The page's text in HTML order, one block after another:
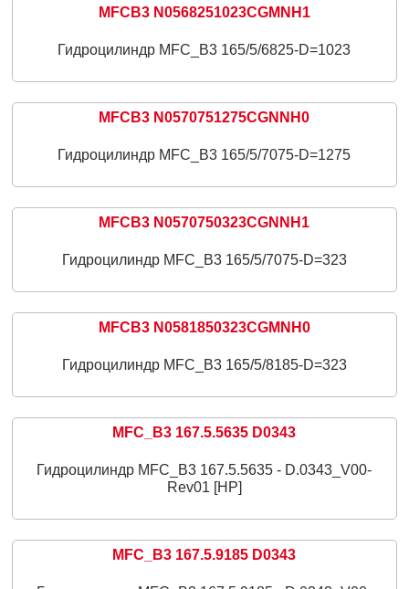
MFCB3 N0568251023CGMNH1
Гидроцилиндр MFC_B3 165/5/6825-D=1023
MFCB3 N0570751275CGNNH0
Гидроцилиндр MFC_B3 165/5/7075-D=1275
MFCB3 N0570750323CGNNH1
Гидроцилиндр MFC_B3 165/5/7075-D=323
MFCB3 N0581850323CGMNH0
Гидроцилиндр MFC_B3 165/5/8185-D=323
MFC_B3 167.5.5635 D0343
Гидроцилиндр MFC_B3 167.5.5635 - D.0343_V00-
Rev01 [HP]
MFC_B3 167.5.9185 D0343